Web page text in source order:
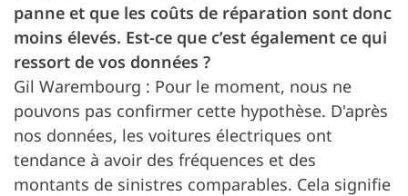
panne et que les coûts de réparation sont donc
moins élevés. Est-ce que c’est également ce qui
ressort de vos données ?
Gil Warembourg : Pour le moment, nous ne
pouvons pas confirmer cette hypothèse. D'après
nos données, les voitures électriques ont
tendance à avoir des fréquences et des
montants de sinistres comparables. Cela signifie